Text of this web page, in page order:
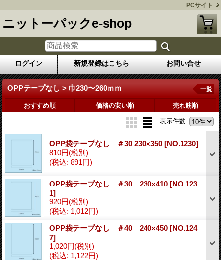
PCサイト
ニットーパックe-shop
ログイン 新規登録はこちら お問い合せ
OPPテープなし > 巾230〜260ｍｍ 一覧
おすすめ順 価格の安い順 売れ筋順
表示件数:
OPP袋テープなし ＃30 230×350 [NO.1230]
810円(税別)
(税込: 891円)
OPP袋テープなし ＃30 230×410 [NO.123
1]
920円(税別)
(税込: 1,012円)
OPP袋テープなし ＃40 240×450 [NO.124
7]
1,020円(税別)
(税込: 1,122円)